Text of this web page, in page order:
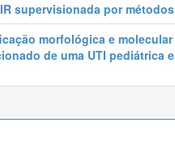
supervisionada por
morfológica e
de uma UTI pediátrica